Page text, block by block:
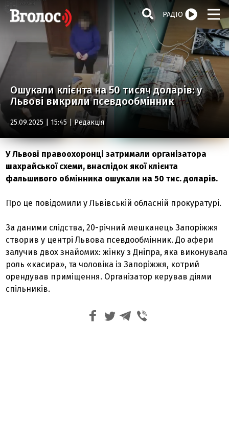
РАДІО
Ошукали клієнта на 50 тисяч доларів: у
Львові викрили псевдообмінник
25.09.2025 | 15:45 | Редакція
У Львові правоохоронці затримали організатора
шахрайської схеми, внаслідок якої клієнта
фальшивого обмінника ошукали на 50 тис. доларів.
Про це повідомили у Львівській обласній прокуратурі.
За даними слідства, 20-річний мешканець Запоріжжя
створив у центрі Львова псевдообмінник. До афери
залучив двох знайомих: жінку з Дніпра, яка виконувала
роль «касира», та чоловіка із Запоріжжя, котрий
орендував приміщення. Організатор керував діями
спільників.